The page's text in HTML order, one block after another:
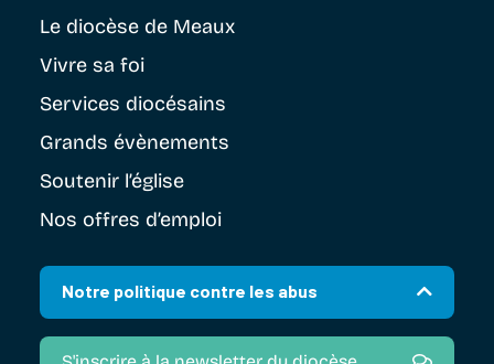
Le diocèse de Meaux
Vivre sa foi
Services diocésains
Grands évènements
Soutenir l’église
Nos offres d’emploi
Notre politique contre les abus